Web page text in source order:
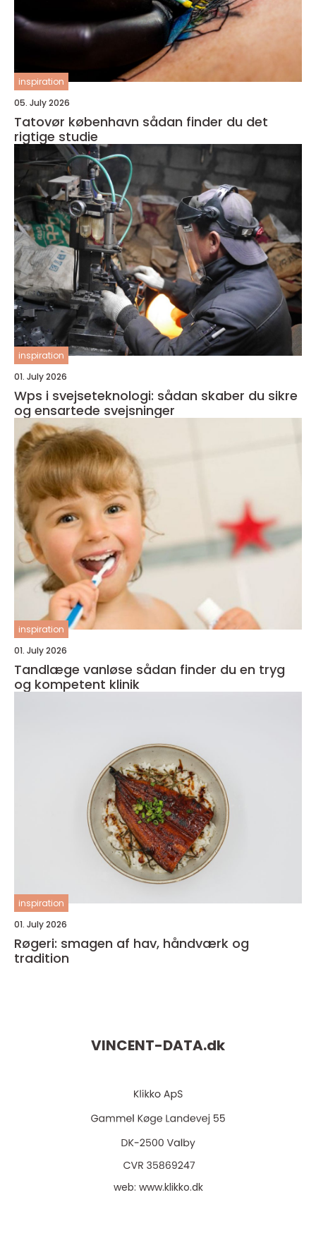
inspiration
05. July 2026
Tatovør københavn sådan finder du det
rigtige studie
inspiration
01. July 2026
Wps i svejseteknologi: sådan skaber du sikre
og ensartede svejsninger
inspiration
01. July 2026
Tandlæge vanløse sådan finder du en tryg
og kompetent klinik
inspiration
01. July 2026
Røgeri: smagen af hav, håndværk og
tradition
VINCENT-DATA.dk
web: www.klikko.dk